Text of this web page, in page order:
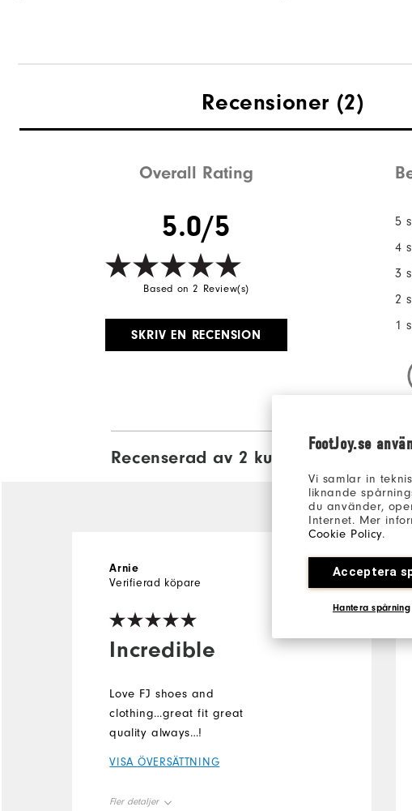
FootJoy.se
Vi samlar in
liknande
du använder,
Internet. Mer
Cookie Policy.
Acceptera
Hantera spårning
Recensioner (2)
Overall Rating
5.0/5
Based on 2 Review(s)
SKRIV EN RECENSION
5
4
3
2
1
Recenserad av 2 kunder View All
Incredible
Arnie
Verifierad köpare
Love FJ shoes and
clothing…great fit great
quality always…!
VISA ÖVERSÄTTNING
Fler detaljer